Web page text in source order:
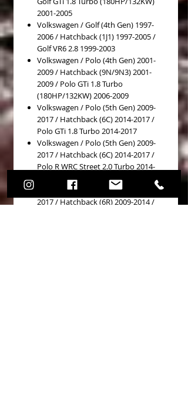
2001-2005
Volkswagen / Golf (4th Gen) 1997-
2006 / Hatchback (1J1) 1997-2005 /
Golf VR6 2.8 1999-2003
Volkswagen / Polo (4th Gen) 2001-
2009 / Hatchback (9N/9N3) 2001-
2009 / Polo GTi 1.8 Turbo
(180HP/132KW) 2006-2009
Volkswagen / Polo (5th Gen) 2009-
2017 / Hatchback (6C) 2014-2017 /
Polo GTi 1.8 Turbo 2014-2017
Volkswagen / Polo (5th Gen) 2009-
2017 / Hatchback (6C) 2014-2017 /
Polo R WRC Street 2.0 Turbo 2014-
Volkswagen / Polo (5th Gen) 2009-
2017 / Hatchback (6R) 2009-2014 /